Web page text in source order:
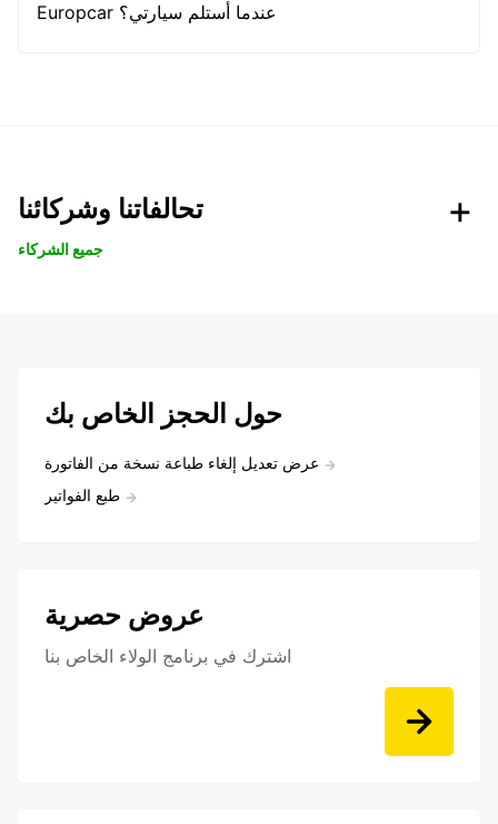
Europcar عندما أستلم سيارتي؟
تحالفاتنا وشركائنا
جميع الشركاء
حول الحجز الخاص بك
عرض تعديل إلغاء طباعة نسخة من الفاتورة
طبع الفواتير
عروض حصرية
اشترك في برنامج الولاء الخاص بنا